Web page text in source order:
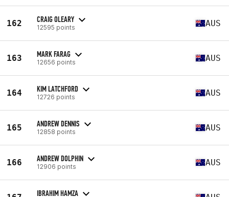
162 CRAIG OLEARY
12595 points AUS
163 MARK FARAG
12656 points AUS
164 KIM LATCHFORD
12726 points AUS
165 ANDREW DENNIS
12858 points AUS
166 ANDREW DOLPHIN
12906 points AUS
IBRAHIM HAMZA